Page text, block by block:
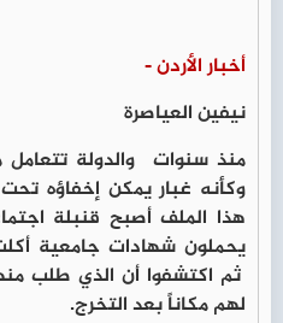
أخبار الأردن -
نيفين العياصرة
منذ سنوات والدولة
وكأنه غبار يمكن إخفاؤه
هذا الملف أصبح قنبلة
يحملون شهادات جامعية
ثم اكتشفوا أن الذي طلب
لهم مكاناً بعد التخرج.